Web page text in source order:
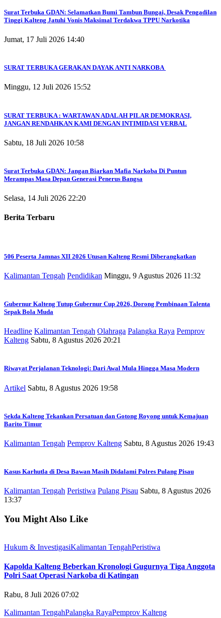
Surat Terbuka GDAN: Selamatkan Bumi Tambun Bungai, Desak Pengadilan
Tinggi Kalteng Jatuhi Vonis Maksimal Terdakwa TPPU Narkotika
Jumat, 17 Juli 2026 14:40
SURAT TERBUKA GERAKAN DAYAK ANTI NARKOBA
Minggu, 12 Juli 2026 15:52
SURAT TERBUKA : WARTAWAN ADALAH PILAR DEMOKRASI,
JANGAN RENDAHKAN KAMI DENGAN INTIMIDASI VERBAL
Sabtu, 18 Juli 2026 10:58
Surat Terbuka GDAN: Jangan Biarkan Mafia Narkoba Di Puntun
Merampas Masa Depan Generasi Penerus Bangsa
Selasa, 14 Juli 2026 22:20
Berita Terbaru
506 Peserta Jamnas XII 2026 Utusan Kalteng Resmi Diberangkatkan
Kalimantan Tengah Pendidikan Minggu, 9 Agustus 2026 11:32
Gubernur Kalteng Tutup Gubernur Cup 2026, Dorong Pembinaan Talenta
Sepak Bola Muda
Headline Kalimantan Tengah Olahraga Palangka Raya Pemprov
Kalteng Sabtu, 8 Agustus 2026 20:21
Riwayat Perjalanan Teknologi: Dari Awal Mula Hingga Masa Modern
Artikel Sabtu, 8 Agustus 2026 19:58
Sekda Kalteng Tekankan Persatuan dan Gotong Royong untuk Kemajuan
Barito Timur
Kalimantan Tengah Pemprov Kalteng Sabtu, 8 Agustus 2026 19:43
Kasus Karhutla di Desa Bawan Masih Didalami Polres Pulang Pisau
Kalimantan Tengah Peristiwa Pulang Pisau Sabtu, 8 Agustus 2026
13:37
You Might Also Like
Hukum & InvestigasiKalimantan TengahPeristiwa
Kapolda Kalteng Beberkan Kronologi Gugurnya Tiga Anggota
Polri Saat Operasi Narkoba di Katingan
Rabu, 8 Juli 2026 07:02
Kalimantan TengahPalangka RayaPemprov Kalteng